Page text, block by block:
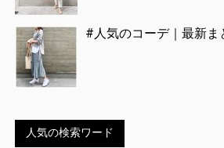
#人気のコーデ｜最新ま
人気の検索ワード